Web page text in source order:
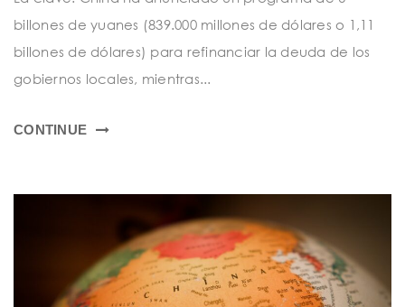
billones de yuanes (839.000 millones de dólares o 1,11
billones de dólares) para refinanciar la deuda de los
gobiernos locales, mientras...
CONTINUE